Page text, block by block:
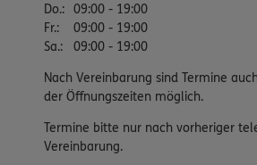
Do.: 09:00 - 19:00
Fr.:
09:00 - 19:00
Sa.: 09:00 - 19:00
Nach Vereinbarung sind Termine
der Öffnungszeiten möglich.
Termine bitte nur nach vorheriger
Vereinbarung.